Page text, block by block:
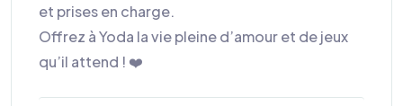
et prises en charge.
Offrez à Yoda la vie pleine d’amour et de jeux
qu’il attend ! ❤️